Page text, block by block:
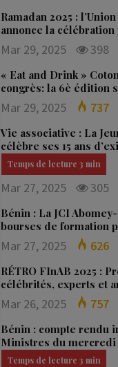
Ramadan 2025 :
annonce la
Mar 29, 2025 398
« Eat and Drink »
congrès: la 6è édition
Mar 29, 2025 737
Vie associative : La
célèbre ses 15 ans
Mar 27, 2025 305
Bénin : La JCI
bourses de formation
Mar 27, 2025 626
RÉTRO FInAB 2025 :
célébrités, experts et
Mar 26, 2025 757
Bénin : compte rendu
Ministres du mercredi